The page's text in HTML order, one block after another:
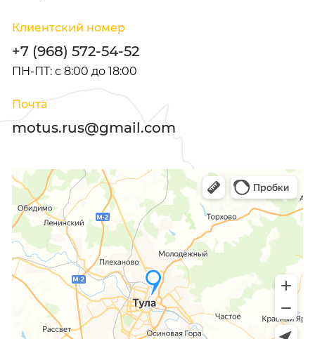
Клиентский номер
+7 (968) 572-54-52
ПН-ПТ: с 8:00 до 18:00
Почта
motus.rus@gmail.com